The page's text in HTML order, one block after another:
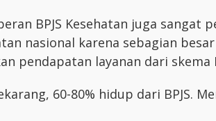
BPJS Kesehatan juga sangat
nasional karena sebagian
pendapatan layanan dari skema
60-80% hidup dari BPJS.